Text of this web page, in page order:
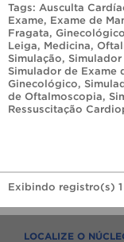
Tags: Ausculta
Exame, Exame de
Fragata, Ginecológico
Leiga, Medicina,
Simulação,
Simulador de Exame
Ginecológico,
de Oftalmoscopia,
Ressuscitação
Exibindo registro(s) 1
LOCALIZE O